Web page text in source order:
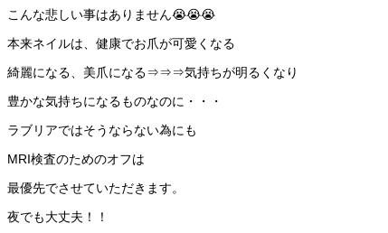
こんな悲しい事はありません😭😭😭
本来ネイルは、健康でお爪が可愛くなる
綺麗になる、美爪になる⇒⇒⇒気持ちが明るくなり
豊かな気持ちになるものなのに・・・
ラブリアではそうならない為にも
MRI検査のためのオフは
最優先でさせていただきます。
夜でも大丈夫！！